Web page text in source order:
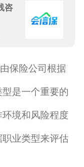
咨
保险公司根据
是一个重要的
境和风险程度
业类型来评估